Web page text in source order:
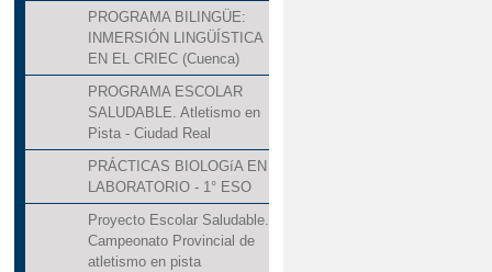
PROGRAMA BILINGÜE:
INMERSIÓN LINGÜÍSTICA
EN EL CRIEC (Cuenca)
PROGRAMA ESCOLAR
SALUDABLE. Atletismo en
Pista - Ciudad Real
PRÁCTICAS BIOLOGíA EN
LABORATORIO - 1° ESO
Proyecto Escolar Saludable.
Campeonato Provincial de
atletismo en pista